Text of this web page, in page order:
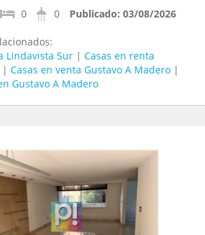
0 0 Publicado: 03/08/2026
Lindavista Sur | Casas en renta
| Casas en venta Gustavo A Madero |
Gustavo A Madero